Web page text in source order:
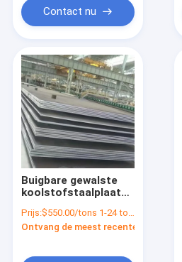
Contact nu
Buigbare gewalste
koolstofstaalplaat
Breedte
Prijs:$550.00/tons 1-24 tons
Ontvang de meest recente Prijs